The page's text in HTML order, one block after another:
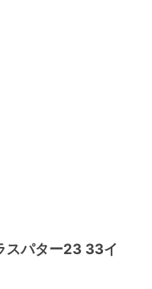
スパター23 33イ